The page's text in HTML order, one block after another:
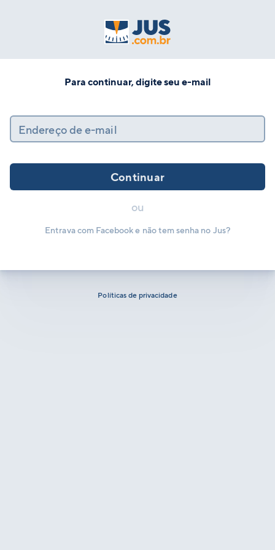
Para continuar, digite seu e-mail
Endereço de e-mail
Continuar
ou
Entrava com Facebook e não tem senha no Jus?
Políticas de privacidade